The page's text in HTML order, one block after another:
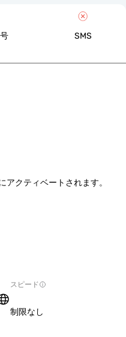
SMS
クティベートされます。
スピード
制限なし